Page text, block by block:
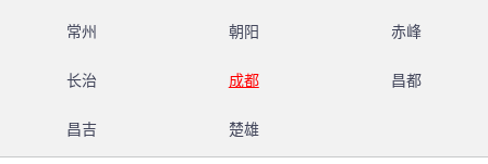
常州 朝阳 赤峰
长治 成都 昌都
昌吉 楚雄